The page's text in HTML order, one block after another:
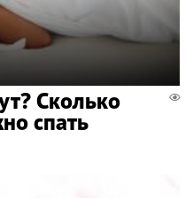
Сколько
спать